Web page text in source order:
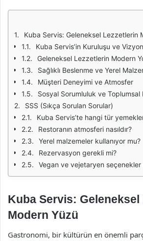
Kuba Servis: Geleneksel Lezzetlerin
Kuba Servis’in Kuruluşu ve
Geleneksel Lezzetlerin Modern
Sağlıklı Beslenme ve Yerel
Müşteri Deneyimi ve Atmosfer
Sosyal Sorumluluk ve Toplumsal
SSS (Sıkça Sorulan Sorular)
Kuba Servis’te hangi tür
Restoranın atmosferi nasıldır?
Yerel malzemeler kullanıyor mu?
Rezervasyon gerekli mi?
Vegan ve vejetaryen
Kuba Servis:
Modern Yüzü
Gastronomi, bir kültürün en önemli